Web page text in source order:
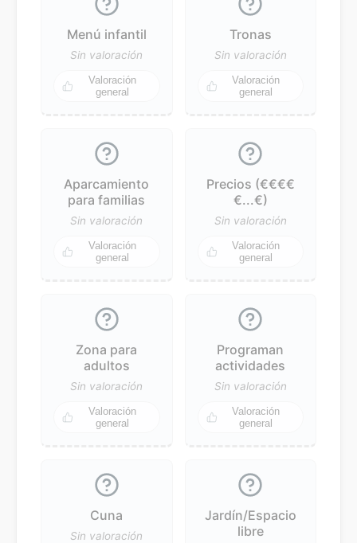
Menú infantil
Sin valoración
Valoración
general
Tronas
Sin valoración
Valoración
general
Aparcamiento
para familias
Sin valoración
Valoración
general
Precios (€€€€
€...€)
Sin valoración
Valoración
general
Zona para
adultos
Sin valoración
Valoración
general
Programan
actividades
Sin valoración
Valoración
general
Cuna
Sin valoración
Jardín/Espacio
libre